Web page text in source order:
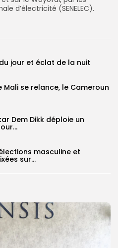
d’électricité (SENELEC).
jour et éclat de la nuit
Mali se relance, le Cameroun
Dem Dikk déploie un
masculine et
sur...